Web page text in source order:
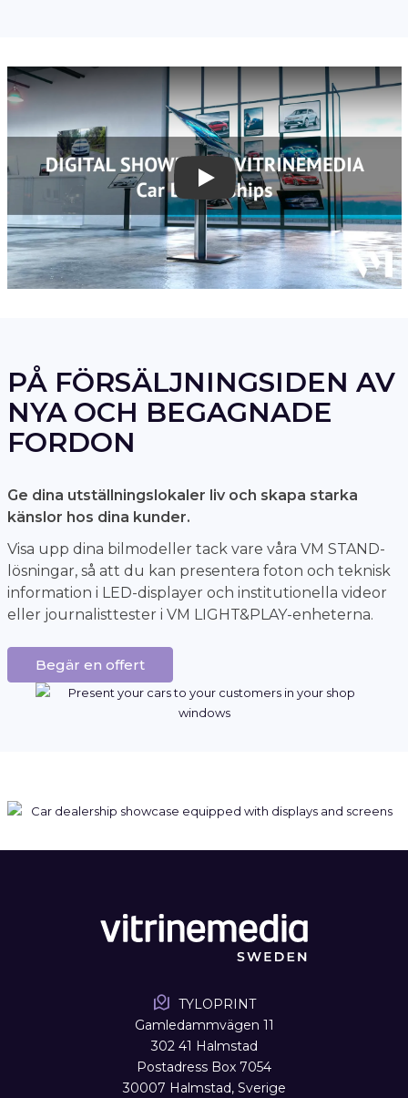
Play
PÅ FÖRSÄLJNINGSIDEN AV
NYA OCH BEGAGNADE
FORDON
Ge dina utställningslokaler liv och skapa starka
känslor hos dina kunder.
Visa upp dina bilmodeller tack vare våra VM STAND-
lösningar, så att du kan presentera foton och teknisk
information i LED-displayer och institutionella videor
eller journalisttester i VM LIGHT&PLAY-enheterna.
Begär en offert
TYLOPRINT
Gamledammvägen 11
302 41 Halmstad
Postadress Box 7054
30007 Halmstad, Sverige